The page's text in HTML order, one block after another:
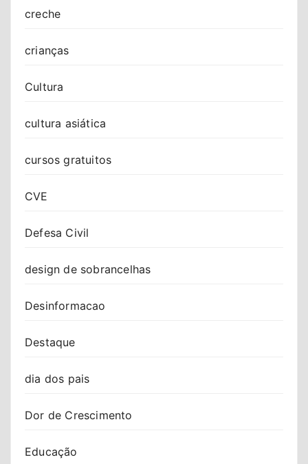
creche
crianças
Cultura
cultura asiática
cursos gratuitos
CVE
Defesa Civil
design de sobrancelhas
Desinformacao
Destaque
dia dos pais
Dor de Crescimento
Educação